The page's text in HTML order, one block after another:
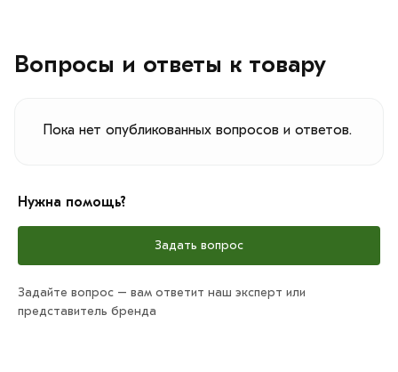
Вопросы и ответы к товару
Пока нет опубликованных вопросов и ответов.
Нужна помощь?
Задать вопрос
Задайте вопрос – вам ответит наш эксперт или
представитель бренда